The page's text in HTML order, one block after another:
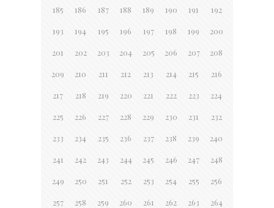
185 186 187 188 189 190 191 192
193 194 195 196 197 198 199 200
201 202 203 204 205 206 207 208
209 210 211 212 213 214 215 216
217 218 219 220 221 222 223 224
225 226 227 228 229 230 231 232
233 234 235 236 237 238 239 240
241 242 243 244 245 246 247 248
249 250 251 252 253 254 255 256
257 258 259 260 261 262 263 264